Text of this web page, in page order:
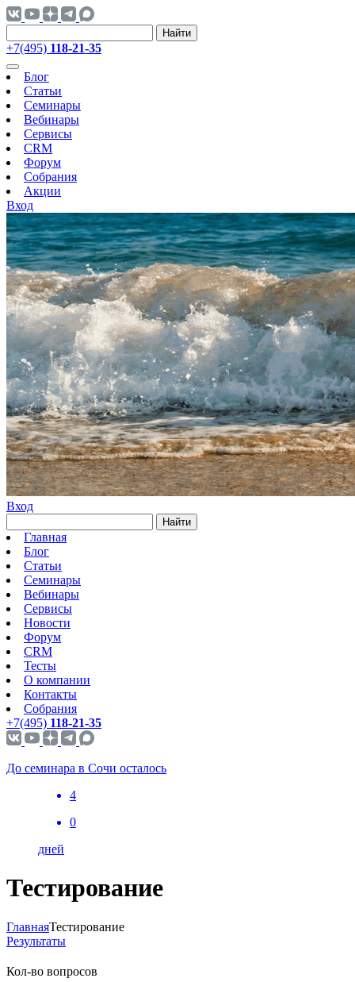
Найти
+7(495) 118-21-35
Блог
Статьи
Семинары
Вебинары
Сервисы
CRM
Форум
Собрания
Акции
Вход
Вход
Найти
Главная
Блог
Статьи
Семинары
Вебинары
Сервисы
Новости
Форум
CRM
Тесты
О компании
Контакты
Собрания
+7(495) 118-21-35
До семинара в Сочи осталось
4
0
дней
Тестирование
ГлавнаяТестирование
Результаты
Кол-во вопросов